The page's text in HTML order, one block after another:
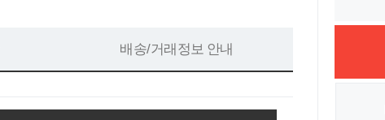
배송/거래정보 안내